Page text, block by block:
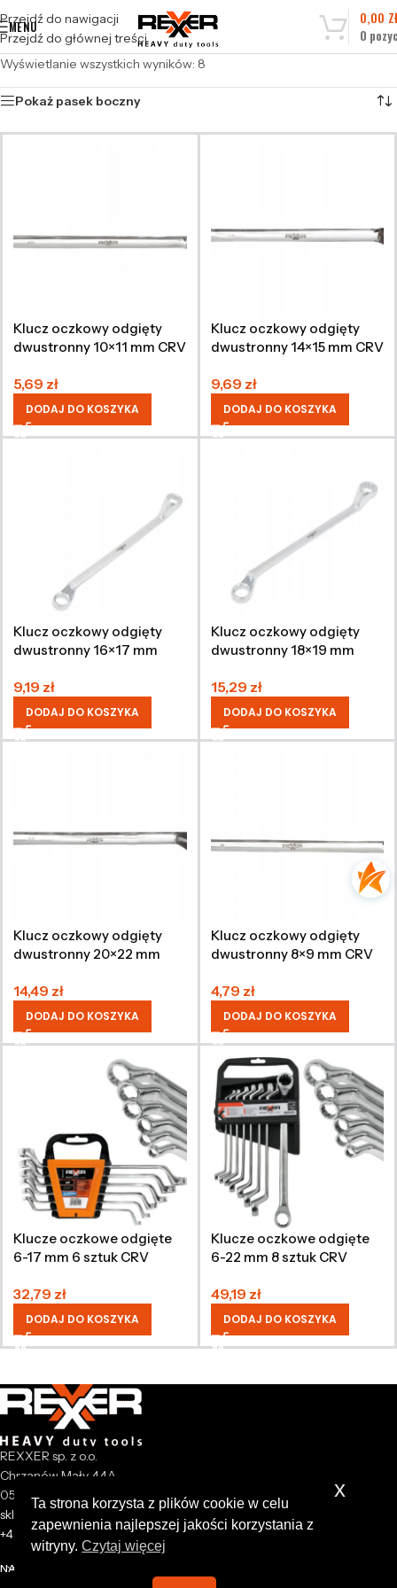
Przejdź do nawigacji
Przejdź do głównej treści
MENU
0
0,00
Wyświetlanie wszystkich wyników: 8
Pokaż pasek boczny
Klucz oczkowy odgięty
dwustronny 10×11 mm CRV
5,69 zł
DODAJ DO KOSZYKA
Klucz oczkowy odgięty
dwustronny 14×15 mm CRV
9,69 zł
DODAJ DO KOSZYKA
Klucz oczkowy odgięty
dwustronny 16×17 mm
9,19 zł
DODAJ DO KOSZYKA
Klucz oczkowy odgięty
dwustronny 18×19 mm
15,29 zł
DODAJ DO KOSZYKA
Klucz oczkowy odgięty
dwustronny 20×22 mm
14,49 zł
DODAJ DO KOSZYKA
Klucz oczkowy odgięty
dwustronny 8×9 mm CRV
4,79 zł
DODAJ DO KOSZYKA
Klucze oczkowe odgięte
6-17 mm 6 sztuk CRV
32,79 zł
DODAJ DO KOSZYKA
Klucze oczkowe odgięte
6-22 mm 8 sztuk CRV
49,19 zł
DODAJ DO KOSZYKA
REXXER sp. z o.o.
Chrzanów Mały 44A
05-825 Grodzisk Mazowiecki
sklep@rexxer.pl
+48 512 477 473
NASZA FIRMA
Ta strona korzysta z plików cookie w celu
zapewnienia najlepszej jakości korzystania z
witryny.Czytaj więcej
x